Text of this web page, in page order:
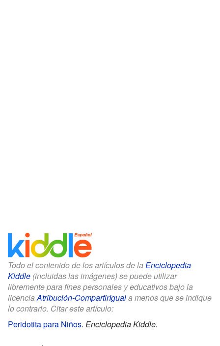
Todo el contenido de los artículos de la Enciclopedia
Kiddle (incluidas las imágenes) se puede utilizar
libremente para fines personales y educativos bajo la
licenciaAtribución-CompartirIguala menos que se indique
lo contrario. Citar este artículo:
Peridotita para Niños. Enciclopedia Kiddle.